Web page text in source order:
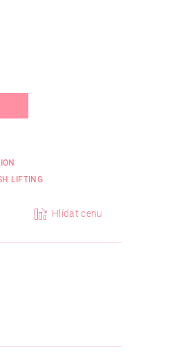
LIFTING
Hlídat cenu